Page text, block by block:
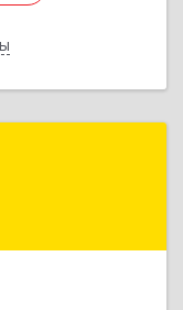
г, 12А мкр, дом